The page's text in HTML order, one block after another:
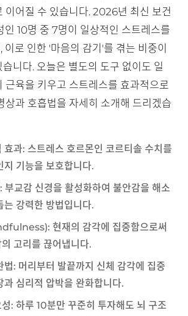
이어질 수 있습니다. 2026년 최신 보건
인 10명 중 7명이 일상적인 스트레스를
이로 인한 '마음의 감기'를 겪는 비중이
니다. 오늘은 별도의 도구 없이도 일
근육을 키우고 스트레스를 효과적으로
상과 호흡법을 자세히 소개해 드리겠습
효과: 스트레스 호르몬인 코르티솔 수치를
지 기능을 보호합니다.
: 부교감 신경을 활성화하여 불안감을 해소
는 강력한 방법입니다.
: 현재의 감각에 집중함으로써
고리를 끊어냅니다.
법: 머리부터 발끝까지 신체 감각에 집중
과 심리적 압박을 완화합니다.
: 하루 10분만 꾸준히 투자해도 뇌 구조